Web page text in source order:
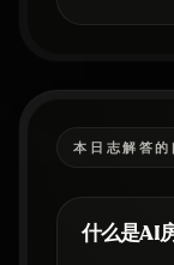
本日志解答的
什么是AI